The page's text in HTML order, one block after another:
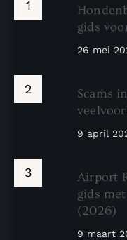
gids
26 mei
Scams
9 april
Airport
gids
(2026)
9 maart